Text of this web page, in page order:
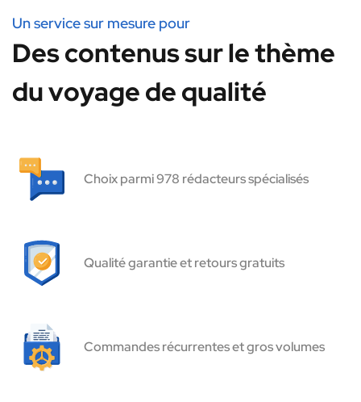
Un service sur mesure pour
Des contenus sur le thème
du voyage de qualité
Choix parmi 978 rédacteurs spécialisés
Qualité garantie et retours gratuits
Commandes récurrentes et gros volumes